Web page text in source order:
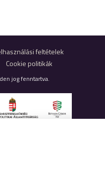
feltételek
Cookie politikák
jog fenntartva.